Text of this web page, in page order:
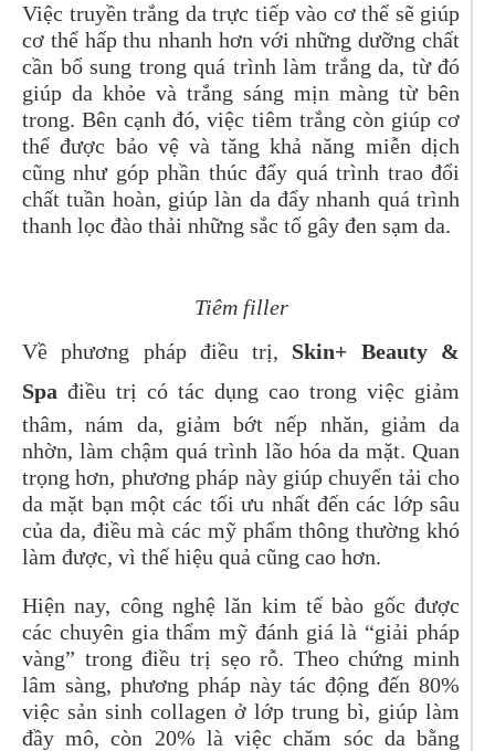
Việc truyền trắng da trực tiếp vào cơ thể sẽ giúp
cơ thể hấp thu nhanh hơn với những dưỡng chất
cần bổ sung trong quá trình làm trắng da, từ đó
giúp da khỏe và trắng sáng mịn màng từ bên
trong. Bên cạnh đó, việc tiêm trắng còn giúp cơ
thể được bảo vệ và tăng khả năng miễn dịch
cũng như góp phần thúc đẩy quá trình trao đổi
chất tuần hoàn, giúp làn da đẩy nhanh quá trình
thanh lọc đào thải những sắc tố gây đen sạm da.
Tiêm filler
Về phương pháp điều trị, Skin+ Beauty &
Spa điều trị có tác dụng cao trong việc giảm
thâm, nám da, giảm bớt nếp nhăn, giảm da
nhờn, làm chậm quá trình lão hóa da mặt. Quan
trọng hơn, phương pháp này giúp chuyển tải cho
da mặt bạn một các tối ưu nhất đến các lớp sâu
của da, điều mà các mỹ phẩm thông thường khó
làm được, vì thế hiệu quả cũng cao hơn.
Hiện nay, công nghệ lăn kim tế bào gốc được
các chuyên gia thẩm mỹ đánh giá là “giải pháp
vàng” trong điều trị sẹo rỗ. Theo chứng minh
lâm sàng, phương pháp này tác động đến 80%
việc sản sinh collagen ở lớp trung bì, giúp làm
đầy mô, còn 20% là việc chăm sóc da bằng